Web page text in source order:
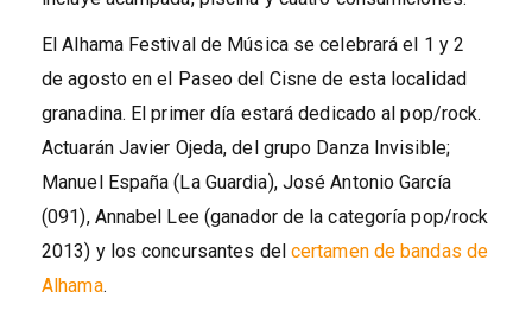
El Alhama Festival de Música se celebrará el 1 y 2
de agosto en el Paseo del Cisne de esta localidad
granadina. El primer día estará dedicado al pop/rock.
Actuarán Javier Ojeda, del grupo Danza Invisible;
Manuel España (La Guardia), José Antonio García
(091), Annabel Lee (ganador de la categoría pop/rock
2013) y los concursantes del certamen de bandas de
Alhama.